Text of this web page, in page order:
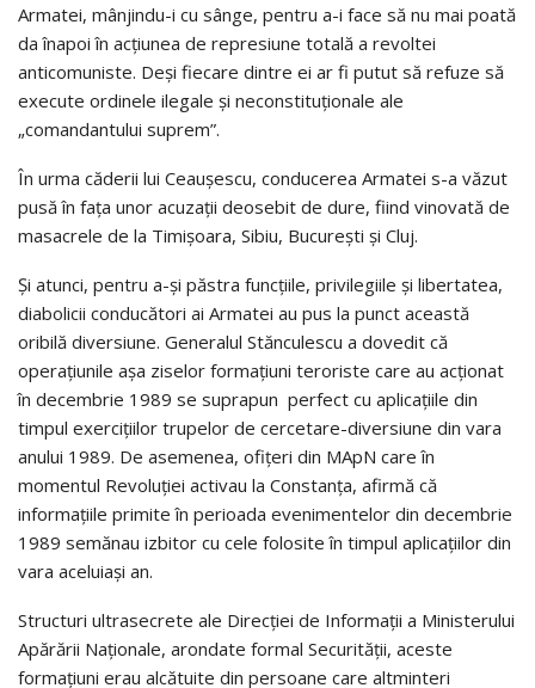
Armatei, mânjindu-i cu sânge, pentru a-i face să nu mai poată
da înapoi în acţiunea de represiune totală a revoltei
anticomuniste. Deşi fiecare dintre ei ar fi putut să refuze să
execute ordinele ilegale şi neconstituţionale ale
„comandantului suprem”.
În urma căderii lui Ceauşescu, conducerea Armatei s-a văzut
pusă în faţa unor acuzaţii deosebit de dure, fiind vinovată de
masacrele de la Timişoara, Sibiu, Bucureşti şi Cluj.
Şi atunci, pentru a-şi păstra funcţiile, privilegiile şi libertatea,
diabolicii conducători ai Armatei au pus la punct această
oribilă diversiune. Generalul Stănculescu a dovedit că
operaţiunile aşa ziselor formaţiuni teroriste care au acţionat
în decembrie 1989 se suprapun perfect cu aplicaţiile din
timpul exerciţiilor trupelor de cercetare-diversiune din vara
anului 1989. De asemenea, ofiţeri din MApN care în
momentul Revoluţiei activau la Constanţa, afirmă că
informaţiile primite în perioada evenimentelor din decembrie
1989 semănau izbitor cu cele folosite în timpul aplicaţiilor din
vara aceluiaşi an.
Structuri ultrasecrete ale Direcţiei de Informaţii a Ministerului
Apărării Naţionale, arondate formal Securităţii, aceste
formaţiuni erau alcătuite din persoane care altminteri